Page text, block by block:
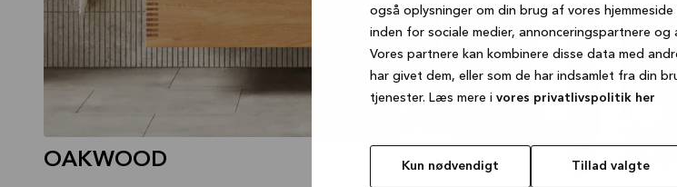
også oplysninger om din brug af vores
inden for sociale medier, annonceringspartnere og
Vores partnere kan kombinere disse data med
har givet dem, eller som de har indsamlet fra din
tjenester. Læs mere i vores privatlivspolitik her
Kun nødvendigt Tillad valgte
OAKWOOD